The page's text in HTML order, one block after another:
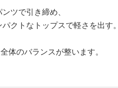
ツで引き締め、
クトなトップスで軽さを出す。
体のバランスが整います。